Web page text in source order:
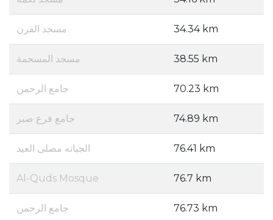
مسجد القرن 34.34 km
مسجد المسحمة 38.55 km
جامع الرحمن 70.23 km
جامع فرع صبر 74.89 km
الجبانه مصلى العيد 76.41 km
Al-Quds Mosque 76.7 km
جامع الرحمن 76.73 km